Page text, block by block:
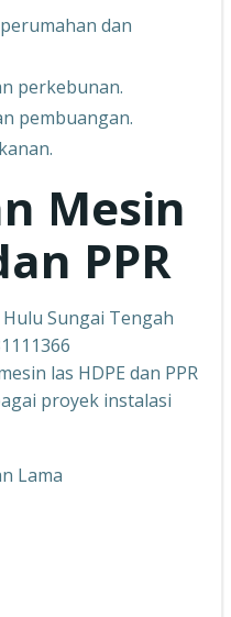
dan
perkebunan.
pembuangan.
Mesin
PPR
Hulu Sungai Tengah
las HDPE dan PPR
proyek instalasi
Lama